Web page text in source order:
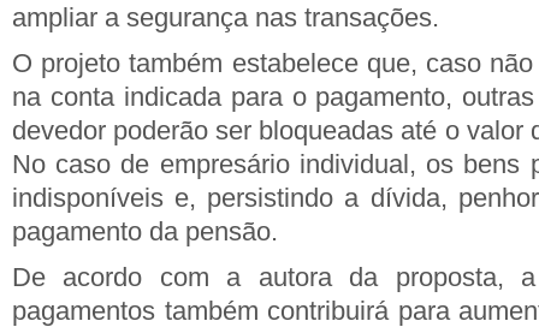
ampliar a segurança nas transações.
O projeto também estabelece que, caso
na conta indicada para o pagamento,
devedor poderão ser bloqueadas até o valor
No caso de empresário individual, os bens
indisponíveis e, persistindo a dívida,
pagamento da pensão.
De acordo com a autora da proposta, a
pagamentos também contribuirá para